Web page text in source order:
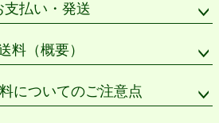
支払い・発送
料（概要）
についてのご注意点